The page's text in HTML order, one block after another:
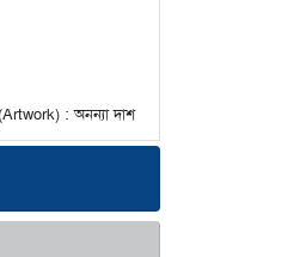
: অনন্যা দাশ